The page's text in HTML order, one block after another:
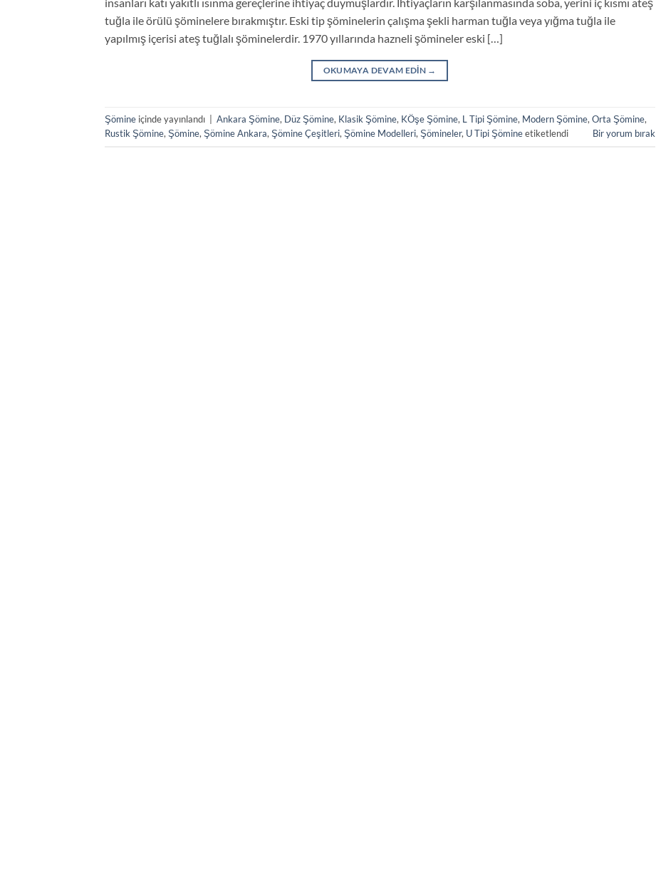
tuğla ile örülü şöminelere bırakmıştır. Eski tip şöminelerin çalışma şekli harman tuğla veya yığma tuğla ile
yapılmış içerisi ateş tuğlalı şöminelerdir. 1970 yıllarında hazneli şömineler eski […]
OKUMAYA DEVAM EDIN →
Şömine içinde yayınlandı Ankara Şömine, Düz Şömine, Klasik Şömine, KÖşe Şömine, L Tipi Şömine, Modern Şömine, Orta Şömine,
Rustik Şömine, Şömine, Şömine Ankara, Şömine Çeşitleri, Şömine Modelleri, Şömineler, U Tipi Şömineetiketlendi Bir yorum bırak